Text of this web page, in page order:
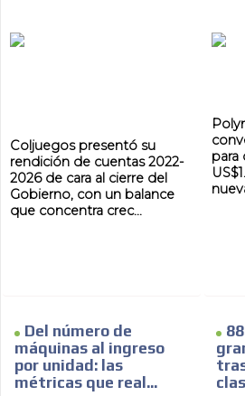
Coljuegos presentó su
rendición de cuentas 2022-
2026 de cara al cierre del
Gobierno, con un balance
que concentra crec...
para
Del número de
máquinas al ingreso
por unidad: las
métricas que real...